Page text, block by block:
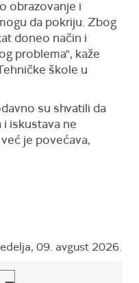
obrazovanje i
da pokriju. Zbog
doneo način i
problema", kaže
škole u
su shvatili da
iskustava ne
je povećava,
09. avgust 2026.